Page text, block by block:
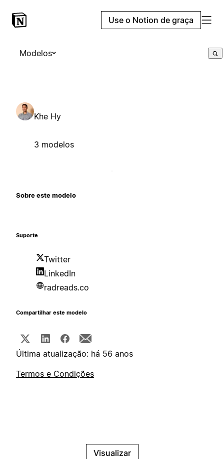
Use o Notion de graça
Modelos
Khe Hy
3 modelos
Sobre este modelo
Suporte
Twitter
LinkedIn
radreads.co
Compartilhar este modelo
Última atualização: há 56 anos
Termos e Condições
Visualizar